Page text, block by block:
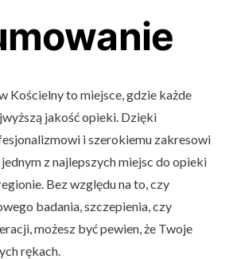
Kościelny to miejsce, gdzie każde
jakość opieki. Dzięki
i szerokiemu zakresowi
z najlepszych miejsc do opieki
Bez względu na to, czy
badania, szczepienia, czy
możesz być pewien, że Twoje
rękach.